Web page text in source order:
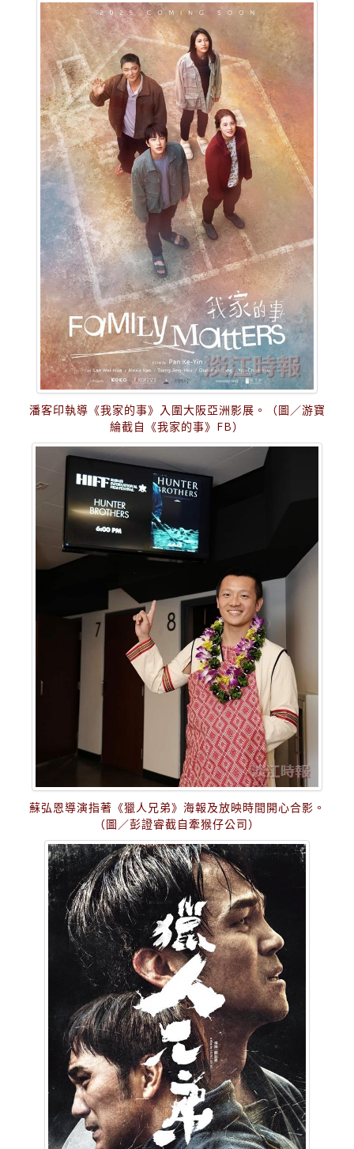
潘客印執導《我家的事》入圍大阪亞洲影展。（圖／游寶
綸截自《我家的事》FB）
蘇弘恩導演指著《獵人兄弟》海報及放映時間開心合影。
（圖／彭證睿截自牽猴仔公司）